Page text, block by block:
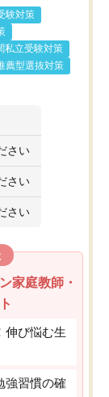
験対策
私立受験対策
薦型選抜対策
さい
さい
さい
家庭教師・
伸び悩む生
強習慣の確